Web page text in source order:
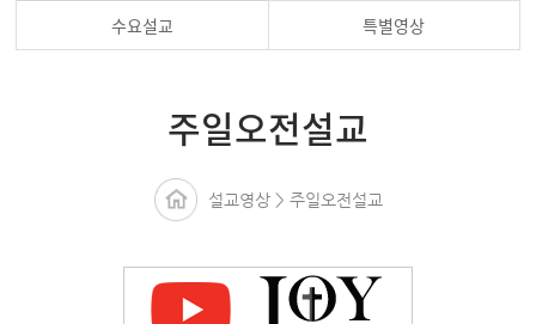
수요설교 특별영상
주일오전설교
설교영상 > 주일오전설교